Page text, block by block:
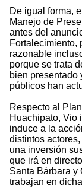
De igual forma,
Manejo de
antes del
Fortalecimiento,
razonable
porque se trata
bien presentado
públicos han
Respecto al
Huachipato, Vio
induce a la
distintos
una inversión
que irá en
Santa Bárbara y
trabajan en